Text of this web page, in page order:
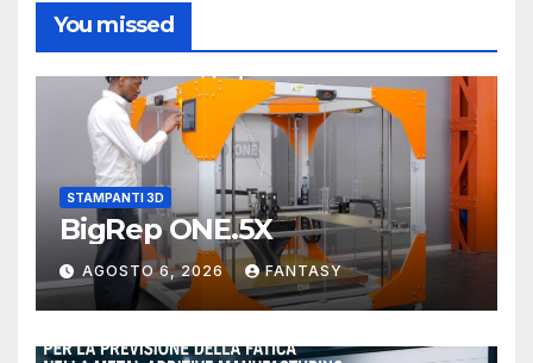
You missed
STAMPANTI 3D
BigRep ONE.5X
AGOSTO 6, 2026 FANTASY